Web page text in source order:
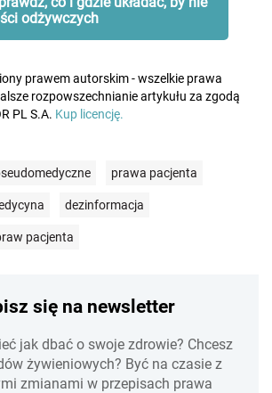
odżywczych
prawem autorskim - wszelkie prawa
rozpowszechnianie artykułu za zgodą
PL S.A. Kup licencję.
prawa pacjenta
dezinformacja
pacjenta
się na newsletter
jak dbać o swoje zdrowie? Chcesz
żywieniowych? Być na czasie z
zmianami w przepisach prawa